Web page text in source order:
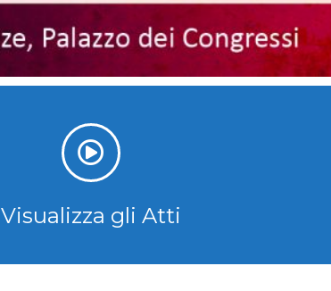
Visualizza gli Atti